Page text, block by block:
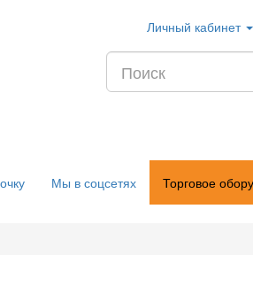
Личный кабинет
Мы в соцсетях Торговое